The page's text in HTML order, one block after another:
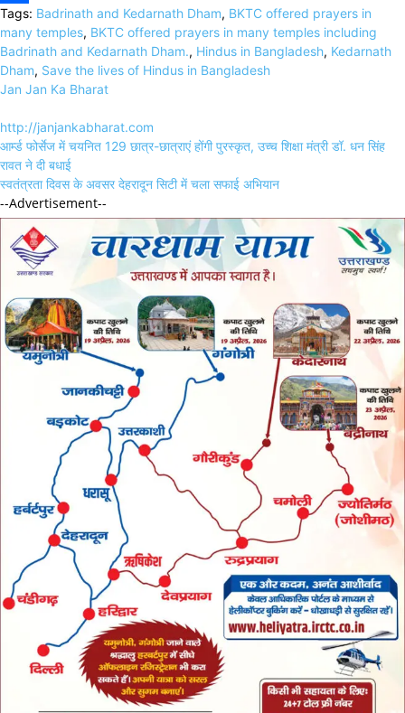
Link
Share
Tags: Badrinath and Kedarnath Dham, BKTC offered prayers in
many temples, BKTC offered prayers in many temples including
Badrinath and Kedarnath Dham., Hindus in Bangladesh, Kedarnath
Dham, Save the lives of Hindus in Bangladesh
Jan Jan Ka Bharat
http://janjankabharat.com
Post
navigation
आर्म्ड फोर्सेज में चयनित 129 छात्र-छात्राएं होंगी पुरस्कृत, उच्च शिक्षा मंत्री डॉ. धन सिंह
रावत ने दी बधाई
स्वतंत्रता दिवस के अवसर देहरादून सिटी में चला सफाई अभियान
--Advertisement--